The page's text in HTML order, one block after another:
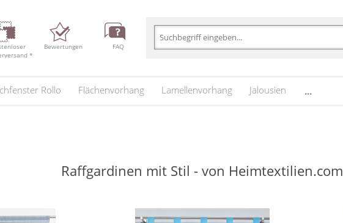
*
Bewertungen FAQ
Rollo Flächenvorhang Lamellenvorhang Jalousien ...
Raffgardinen mit Stil - von Heimtextilien.com